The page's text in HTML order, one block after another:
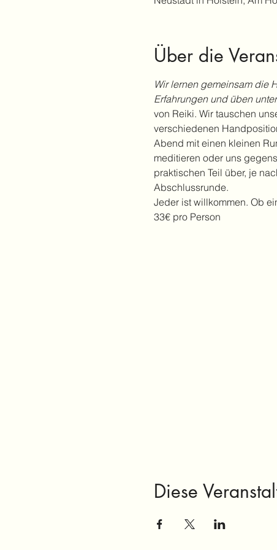
Über die
Wir lernen gemeinsam die
Erfahrungen und üben
von Reiki. Wir tauschen
verschiedenen
Abend mit einen kleinen
meditieren oder uns
praktischen Teil über, je
Abschlussrunde.
Jeder ist willkommen. Ob
33€ pro Person
Diese